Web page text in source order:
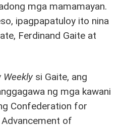
mga mamamayan.
ipagpapatuloy ito nina
Ferdinand Gaite at
Weekly si Gaite, ang
ng mga kawani
Confederation for
of